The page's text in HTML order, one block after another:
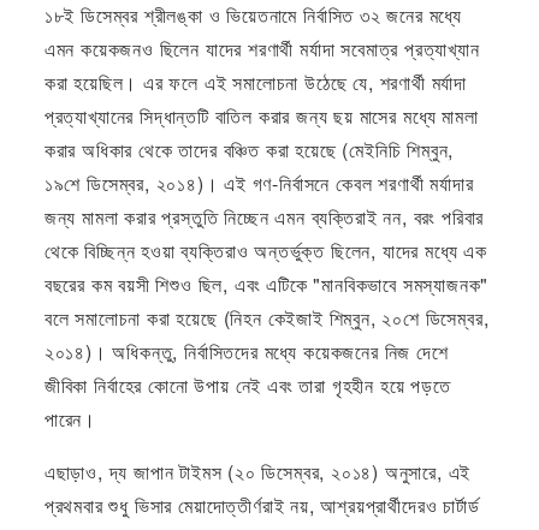
১৮ই ডিসেম্বর শ্রীলঙ্কা ও ভিয়েতনামে নির্বাসিত ৩২ জনের মধ্যে
এমন কয়েকজনও ছিলেন যাদের শরণার্থী মর্যাদা সবেমাত্র প্রত্যাখ্যান
করা হয়েছিল। এর ফলে এই সমালোচনা উঠেছে যে, শরণার্থী মর্যাদা
প্রত্যাখ্যানের সিদ্ধান্তটি বাতিল করার জন্য ছয় মাসের মধ্যে মামলা
করার অধিকার থেকে তাদের বঞ্চিত করা হয়েছে (মেইনিচি শিম্বুন,
১৯শে ডিসেম্বর, ২০১৪)। এই গণ-নির্বাসনে কেবল শরণার্থী মর্যাদার
জন্য মামলা করার প্রস্তুতি নিচ্ছেন এমন ব্যক্তিরাই নন, বরং পরিবার
থেকে বিচ্ছিন্ন হওয়া ব্যক্তিরাও অন্তর্ভুক্ত ছিলেন, যাদের মধ্যে এক
বছরের কম বয়সী শিশুও ছিল, এবং এটিকে "মানবিকভাবে সমস্যাজনক"
বলে সমালোচনা করা হয়েছে (নিহন কেইজাই শিম্বুন, ২০শে ডিসেম্বর,
২০১৪)। অধিকন্তু, নির্বাসিতদের মধ্যে কয়েকজনের নিজ দেশে
জীবিকা নির্বাহের কোনো উপায় নেই এবং তারা গৃহহীন হয়ে পড়তে
পারেন।
এছাড়াও, দ্য জাপান টাইমস (২০ ডিসেম্বর, ২০১৪) অনুসারে, এই
প্রথমবার শুধু ভিসার মেয়াদোত্তীর্ণরাই নয়, আশ্রয়প্রার্থীদেরও চার্টার্ড